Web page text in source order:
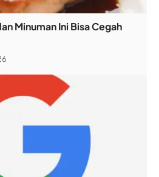
Minuman Ini Bisa Cegah